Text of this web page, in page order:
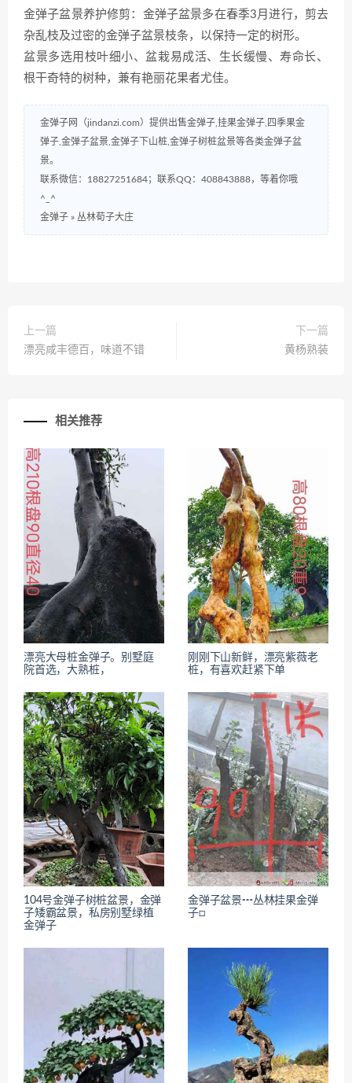
金弹子盆景养护修剪：金弹子盆景多在春季3月进行，剪去
杂乱枝及过密的金弹子盆景枝条，以保持一定的树形。
盆景多选用枝叶细小、盆栽易成活、生长缓慢、寿命长、
根干奇特的树种，兼有艳丽花果者尤佳。
金弹子网（jindanzi.com）提供出售金弹子,挂果金弹子,四季果金
弹子,金弹子盆景,金弹子下山桩,金弹子树桩盆景等各类金弹子盆
景。
联系微信：18827251684；联系QQ：408843888，等着你哦
^_^
金弹子 » 丛林荀子大庄
上一篇
漂亮咸丰德百，味道不错
下一篇
黄杨熟装
相关推荐
漂亮大母桩金弹子。别墅庭
院首选，大熟桩，
刚刚下山新鲜，漂亮紫薇老
桩，有喜欢赶紧下单
104号金弹子树桩盆景，金弹
子矮霸盆景，私房别墅绿植
金弹子
金弹子盆景┅丛林挂果金弹
子□